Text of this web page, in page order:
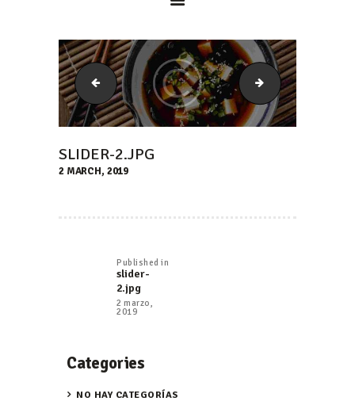
slider-1.jpg slider-3.jpg
SLIDER-2.JPG
2 MARCH, 2019
ENTRADAS
Published in
slider-
2.jpg
2 marzo,
2019
Categories
NO HAY CATEGORÍAS